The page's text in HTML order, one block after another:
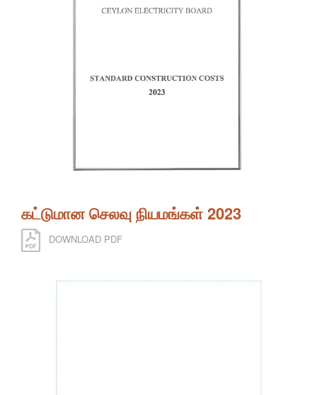
கட்டுமான செலவு நியமங்கள் 2023
DOWNLOAD PDF